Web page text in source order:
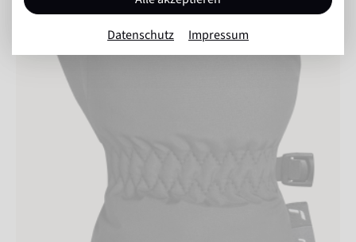
Datenschutz Impressum